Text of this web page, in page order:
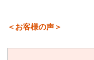
＜お客様の声＞